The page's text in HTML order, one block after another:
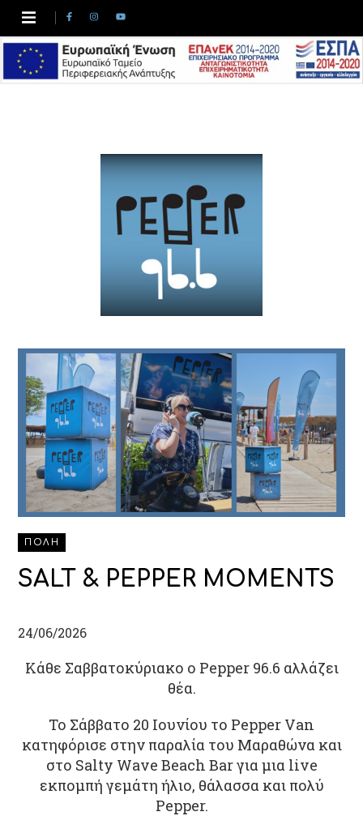
ΠΟΛΗ
SALT & PEPPER MOMENTS
24/06/2026
Κάθε Σαββατοκύριακο ο Pepper 96.6 αλλάζει
θέα.
Το Σάββατο 20 Ιουνίου το Pepper Van
κατηφόρισε στην παραλία του Μαραθώνα και
στο Salty Wave Beach Bar για μια live
εκπομπή γεμάτη ήλιο, θάλασσα και πολύ
Pepper.